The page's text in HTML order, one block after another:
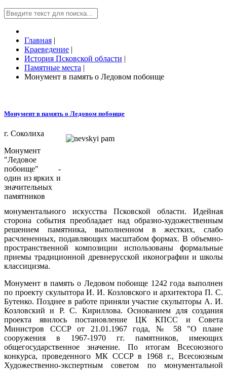
Главная |
Краеведение |
История Псковской области |
Памятные места |
Монумент в память о Ледовом побоище
Монумент в память о Ледовом побоище
г. Соколиха
Монумент
"Ледовое
побоище" -
один из ярких и
значительных
памятников
монументального искусства Псковской области. Идейная
сторона события преобладает над образно-художественным
решением памятника, выполненном в жестких, слабо
расчлененных, подавляющих масштабом формах. В объемно-
пространственной композиции использованы формальные
приемы традиционной древнерусской иконографии и школы
классицизма.
Монумент в память о Ледовом побоище 1242 года выполнен
по проекту скульптора И. И. Козловского и архитектора П. С.
Бутенко. Позднее в работе приняли участие скульпторы А. И.
Козловский и Р. С. Кириллова. Основанием для создания
проекта явилось постановление ЦК КПСС и Совета
Министров СССР от 21.01.1967 года, № 58 "О плане
сооружения в 1967-1970 гг. памятников, имеющих
общегосударственное значение. По итогам Всесоюзного
конкурса, проведенного МК СССР в 1968 г., Всесоюзным
Художественно-экспертным советом по монументальной